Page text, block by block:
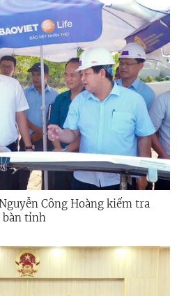
Công Hoàng kiểm tra
bàn tỉnh